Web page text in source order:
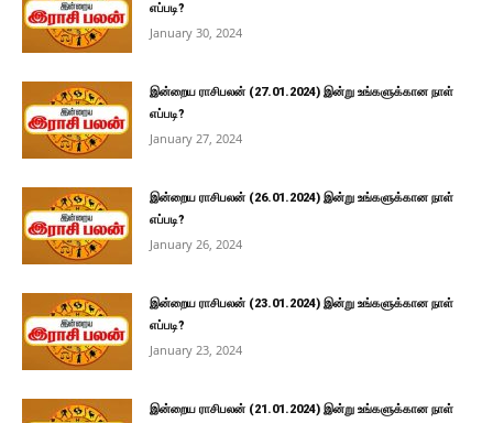
எப்படி?
January 30, 2024
இன்றைய ராசிபலன் (27.01.2024) இன்று உங்களுக்கான நாள்
எப்படி?
January 27, 2024
இன்றைய ராசிபலன் (26.01.2024) இன்று உங்களுக்கான நாள்
எப்படி?
January 26, 2024
இன்றைய ராசிபலன் (23.01.2024) இன்று உங்களுக்கான நாள்
எப்படி?
January 23, 2024
இன்றைய ராசிபலன் (21.01.2024) இன்று உங்களுக்கான நாள்